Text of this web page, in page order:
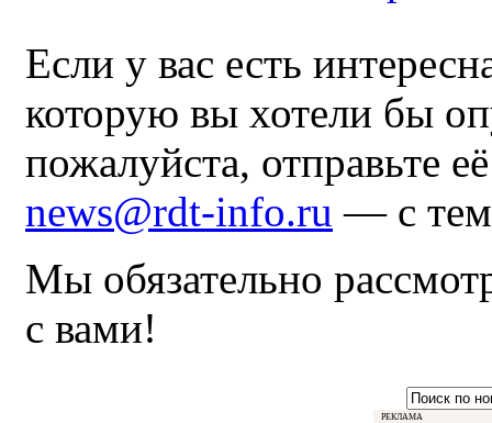
Если у вас есть
которую вы хотели бы
пожалуйста, отправьте
news@rdt-info.ru — с
Мы обязательно
с вами!
РЕКЛАМА